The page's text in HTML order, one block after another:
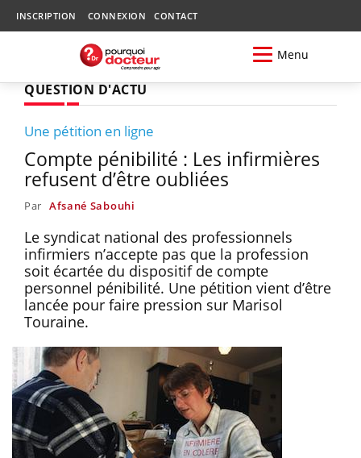
INSCRIPTION CONNEXION CONTACT
Menu
QUESTION D'ACTU
Une pétition en ligne
Compte pénibilité : Les infirmières
refusent d’être oubliées
Par Afsané Sabouhi
Le syndicat national des professionnels
infirmiers n’accepte pas que la profession
soit écartée du dispositif de compte
personnel pénibilité. Une pétition vient d’être
lancée pour faire pression sur Marisol
Touraine.